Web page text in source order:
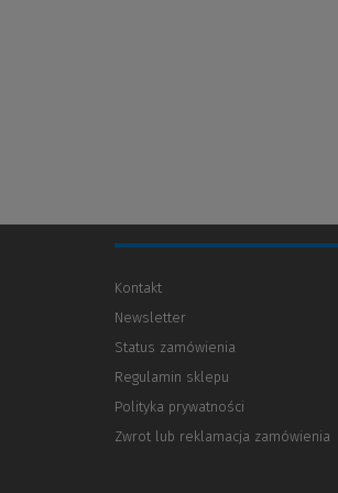
Kontakt
Newsletter
Status zamówienia
Regulamin sklepu
Polityka prywatności
innej
Zwrot lub reklamacja zamówienia